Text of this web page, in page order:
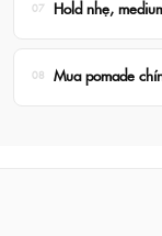
2 lần. Mẹo:
07 Hold nhẹ,
Hold nhẹ: tóc
kiểu rõ ràng,
08 Mua pomade